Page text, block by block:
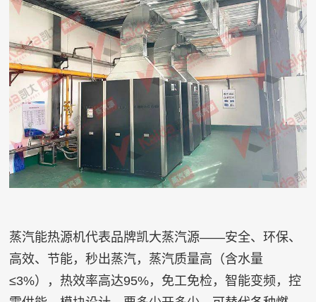
蒸汽能热源机代表品牌凯大蒸汽源——安全、环保、
高效、节能，秒出蒸汽，蒸汽质量高（含水量
≤3%），热效率高达95%，免工免检，智能变频，控